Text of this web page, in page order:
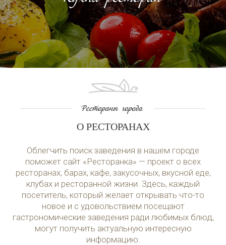
О РЕСТОРАНАХ
Облегчить поиск заведения в нашем городе
поможет сайт «Ресторанка» — проект о всех
ресторанах, барах, кафе, закусочных, вкусной еде,
клубах и ресторанной жизни. Здесь, каждый
посетитель, который желает открывать что-то
новое и с удовольствием посещают
гастрономические заведения ради любимых блюд,
могут получить актуальную интересную
информацию.